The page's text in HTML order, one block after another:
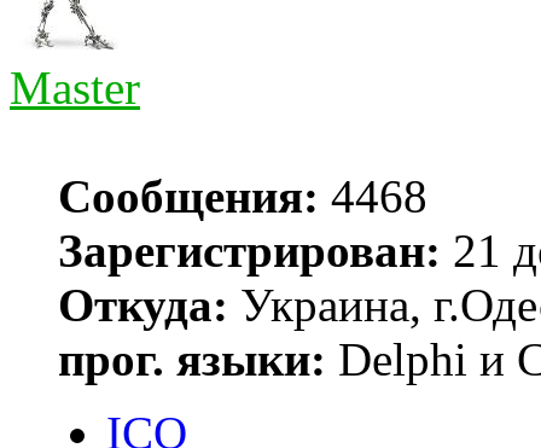
Master
Сообщения: 4468
Зарегистрирован: 21
Откуда: Украина,
прог. языки: Delphi и
ICQ